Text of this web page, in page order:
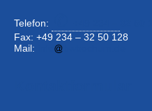
Telefon:
Fax: +49 234 – 32 50 128
Mail: